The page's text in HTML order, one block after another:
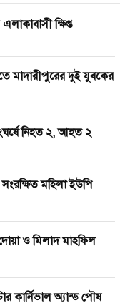
ক্ষিপ্ত
মাদারীপুরের দুই যুবকের
নিহত ২, আহত ২
মহিলা ইউপি
ও মিলাদ মাহফিল
কার্নিভাল অ্যান্ড পৌষ